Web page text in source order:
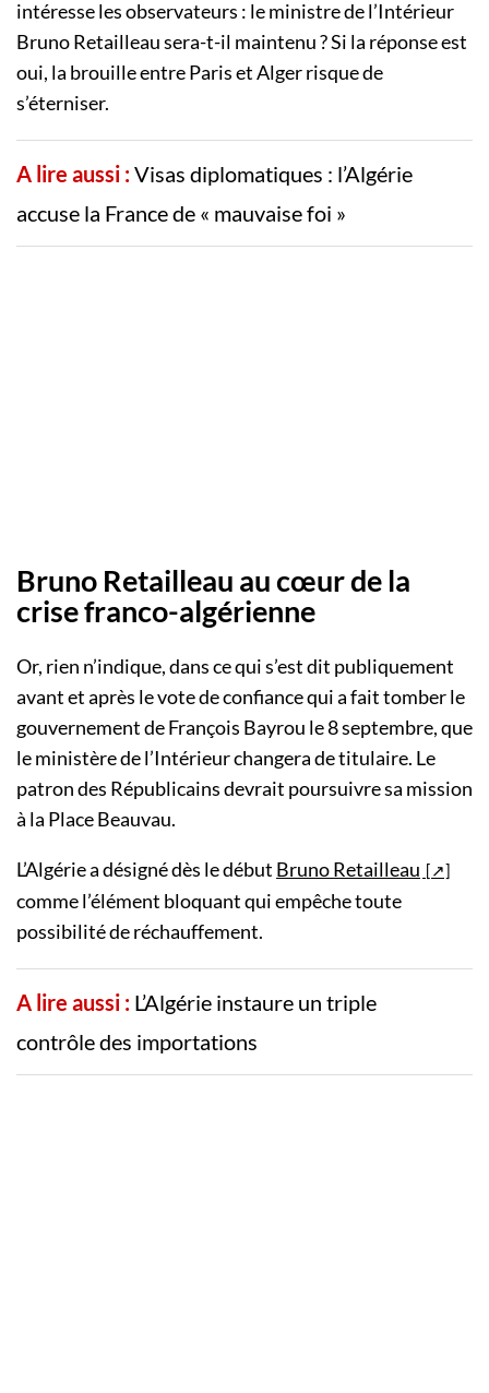
intéresse les observateurs : le ministre de l’Intérieur
Bruno Retailleau sera-t-il maintenu ? Si la réponse est
oui, la brouille entre Paris et Alger risque de
s’éterniser.
A lire aussi :Visas diplomatiques : l’Algérie
accuse la France de « mauvaise foi »
Bruno Retailleau au cœur de la
crise franco-algérienne
Or, rien n’indique, dans ce qui s’est dit publiquement
avant et après le vote de confiance qui a fait tomber le
gouvernement de François Bayrou le 8 septembre, que
le ministère de l’Intérieur changera de titulaire. Le
patron des Républicains devrait poursuivre sa mission
à la Place Beauvau.
L’Algérie a désigné dès le début Bruno Retailleau
comme l’élément bloquant qui empêche toute
possibilité de réchauffement.
A lire aussi : L’Algérie instaure un triple
contrôle des importations